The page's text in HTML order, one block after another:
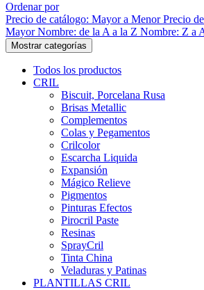
Ordenar por
Precio de catálogo: Mayor a Menor Precio
Mayor Nombre: de la A a la Z Nombre: Z a
Mostrar categorías
Todos los productos
CRIL
Biscuit, Porcelana Rusa
Brisas Metallic
Complementos
Colas y Pegamentos
Crilcolor
Escarcha Liquida
Expansión
Mágico Relieve
Pigmentos
Pinturas Efectos
Pirocril Paste
Resinas
SprayCril
Tinta China
Veladuras y Patinas
PLANTILLAS CRIL